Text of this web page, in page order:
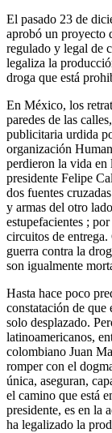
El pasado 23 de
aprobó un proyecto
regulado y legal de
legaliza la
droga que está
En México, los
paredes de las
publicitaria urdida
organización
perdieron la vida en
presidente Felipe
dos fuentes
y armas del otro
estupefacientes ;
circuitos de
guerra contra la
son igualmente
Hasta hace poco
constatación de que
solo desplazado.
latinoamericanos,
colombiano Juan
romper con el
única, aseguran,
el camino que está
presidente, es en la
ha legalizado la